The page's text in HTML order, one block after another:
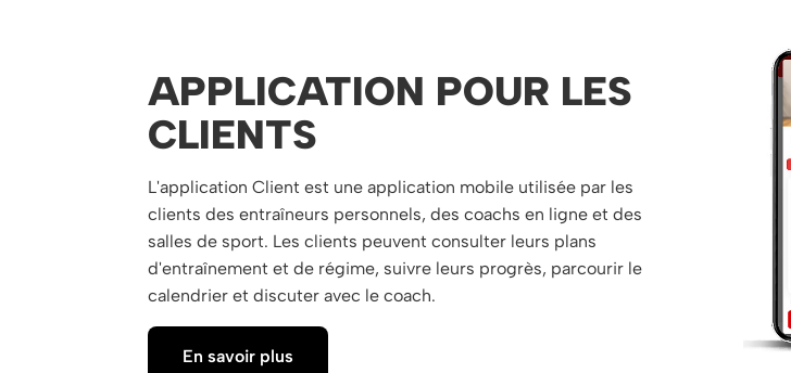
APPLICATION POUR LES
CLIENTS
L'application Client est une application mobile utilisée par les
clients des entraîneurs personnels, des coachs en ligne et des
salles de sport. Les clients peuvent consulter leurs plans
d'entraînement et de régime, suivre leurs progrès, parcourir le
calendrier et discuter avec le coach.
En savoir plus